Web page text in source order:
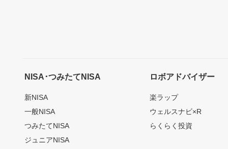
NISA･つみたてNISA
新NISA
一般NISA
つみたてNISA
ジュニアNISA
ロボアドバイザー
楽ラップ
ウェルスナビ×R
らくらく投資